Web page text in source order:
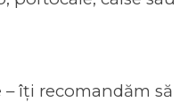
îți recomandăm să